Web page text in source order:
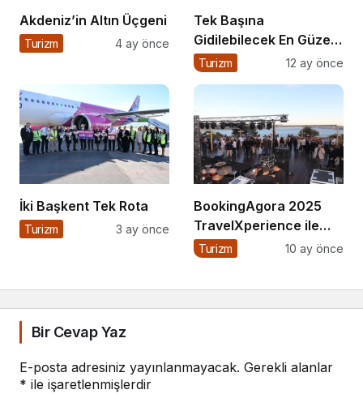
Akdeniz’in Altın Üçgeni
Turizm 4 ay önce
Tek Başına
Gidilebilecek En Güzel
Tatil Yerleri
Turizm 12 ay önce
İki Başkent Tek Rota
Turizm 3 ay önce
BookingAgora 2025
TravelXperience ile
seyahat sektörü Six
Turizm 10 ay önce
Bir Cevap Yaz
E-posta adresiniz yayınlanmayacak. Gerekli alanlar
* ile işaretlenmişlerdir